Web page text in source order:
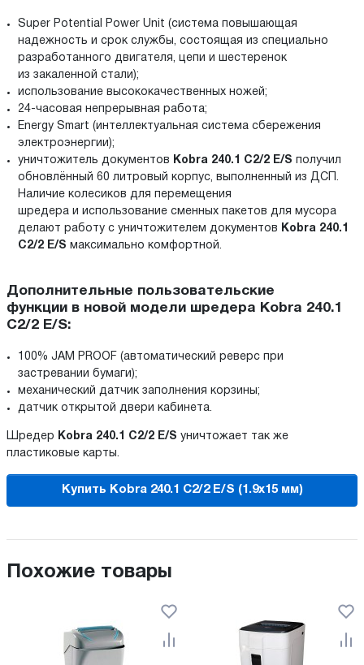
Super Potential Power Unit (система повышающая
надежность и срок службы, состоящая из специально
разработанного двигателя, цепи и шестеренок
из закаленной стали);
использование высококачественных ножей;
24-часовая непрерывная работа;
Energy Smart (интеллектуальная система сбережения
электроэнергии);
уничтожитель документов
Kobra 240.1 C2/2 E/S получил
обновлённый 60 литровый корпус, выполненный из ДСП.
Наличие колесиков для перемещения
шредера и использование сменных пакетов для мусора
делают работу с уничтожителем документов
Kobra 240.1
C2/2 E/S максимально комфортной.
Дополнительные пользовательские
функции в новой модели шредера Kobra 240.1
C2/2 E/S:
100% JAM PROOF (автоматический реверс при
застревании бумаги);
механический датчик заполнения корзины;
датчик открытой двери кабинета.
Шредер Kobra 240.1 C2/2 E/S уничтожает так же
пластиковые карты.
Купить Kobra 240.1 C2/2 E/S (1.9x15 мм)
Похожие товары